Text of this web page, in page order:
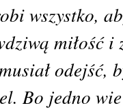
wszystko,
miłość
odejść,
Bo jedno